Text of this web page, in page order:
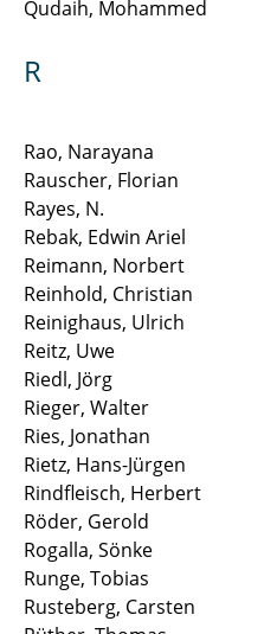
Qudaih, Mohammed
R
Rao, Narayana
Rauscher, Florian
Rayes, N.
Rebak, Edwin Ariel
Reimann, Norbert
Reinhold, Christian
Reinighaus, Ulrich
Reitz, Uwe
Riedl, Jörg
Rieger, Walter
Ries, Jonathan
Rietz, Hans-Jürgen
Rindfleisch, Herbert
Röder, Gerold
Rogalla, Sönke
Runge, Tobias
Rusteberg, Carsten